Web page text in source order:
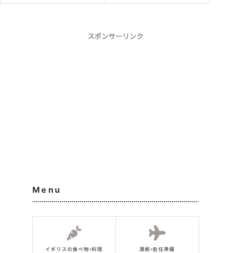
スポンサーリンク
Menu
イギリスの食べ物•料理 渡航•赴任準備